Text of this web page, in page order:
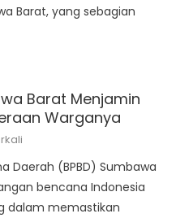
Barat, yang sebagian
Barat Menjamin
Warganya
Daerah (BPBD) Sumbawa
bencana Indonesia
dalam memastikan